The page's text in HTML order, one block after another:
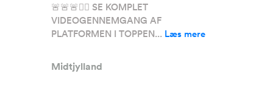
🚨🚨🚨☝🏼 SE KOMPLET
VIDEOGENNEMGANG AF
PLATFORMEN I TOPPEN... Læs mere
Midtjylland